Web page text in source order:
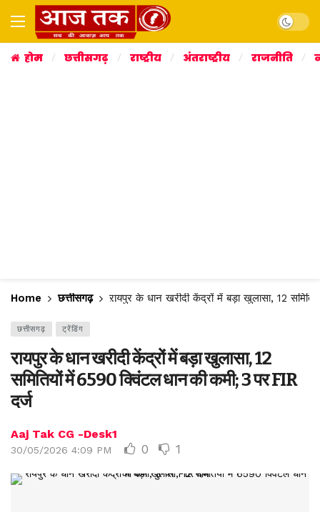
Dark
होम छत्तीसगढ़ राष्ट्रीय अंतराष्ट्रीय राजनीति
Home छत्तीसगढ़ रायपुर के धान खरीदी केंद्रों में बड़ा खुलासा, 12
छत्तीसगढ़ ट्रेंडिंग
रायपुर के धान खरीदी केंद्रों में बड़ा खुलासा, 12
समितियों में 6590 क्विंटल धान की कमी; 3 पर FIR
दर्ज
Aaj Tak CG -Desk1
30/05/2026 4:09 PM 0 1